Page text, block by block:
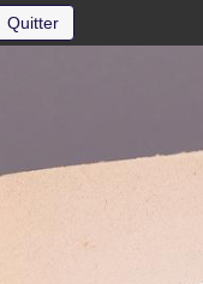
Quitter